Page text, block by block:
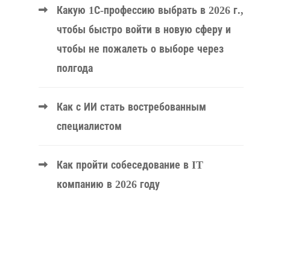
Какую 1С-профессию выбрать в 2026 г.,
чтобы быстро войти в новую сферу и
чтобы не пожалеть о выборе через
полгода
Как с ИИ стать востребованным
специалистом
Как пройти собеседование в IT
компанию в 2026 году